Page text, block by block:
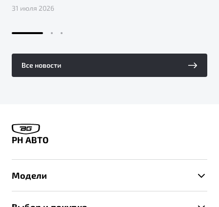
31 июля 2026
Все новости
РН АВТО
Модели